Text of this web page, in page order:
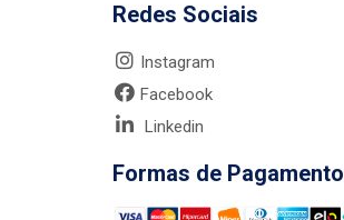
Redes Sociais
Instagram
Facebook
Linkedin
Formas de Pagamento